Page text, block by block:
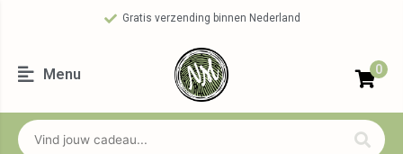
Gratis verzending binnen Nederland
Menu 0